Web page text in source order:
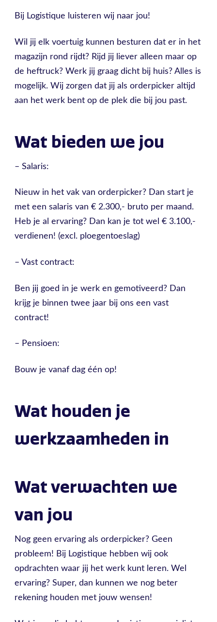
Bij Logistique luisteren wij naar jou!
Wil jij elk voertuig kunnen besturen dat er in het
magazijn rond rijdt? Rijd jij liever alleen maar op
de heftruck? Werk jij graag dicht bij huis? Alles is
mogelijk. Wij zorgen dat jij als orderpicker altijd
aan het werk bent op de plek die bij jou past.
Wat bieden we jou
– Salaris:
Nieuw in het vak van orderpicker? Dan start je
met een salaris van € 2.300,- bruto per maand.
Heb je al ervaring? Dan kan je tot wel € 3.100,-
verdienen! (excl. ploegentoeslag)
– Vast contract:
Ben jij goed in je werk en gemotiveerd? Dan
krijg je binnen twee jaar bij ons een vast
contract!
– Pensioen:
Bouw je vanaf dag één op!
Wat houden je
werkzaamheden in
Wat verwachten we
van jou
Nog geen ervaring als orderpicker? Geen
probleem! Bij Logistique hebben wij ook
opdrachten waar jij het werk kunt leren. Wel
ervaring? Super, dan kunnen we nog beter
rekening houden met jouw wensen!